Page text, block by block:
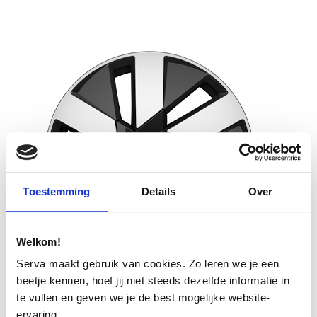
Toestemming Details Over
Welkom!
Serva maakt gebruik van cookies. Zo leren we je een
beetje kennen, hoef jij niet steeds dezelfde informatie in
te vullen en geven we je de best mogelijke website-
Volvo S60 / V60
19″ 6-Spaaks Black/Diamond Cut